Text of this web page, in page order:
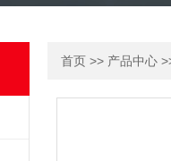
首页 >> 产品中心